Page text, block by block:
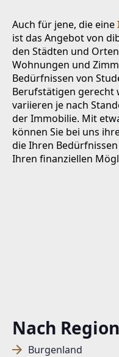
Nach Region
Burgenland
Auch für jene, die eine
ist das Angebot von
den Städten und
Wohnungen und
Bedürfnissen von
Berufstätigen gerecht
variieren je nach
der Immobilie. Mit
können Sie bei uns
die Ihren
Ihren finanziellen